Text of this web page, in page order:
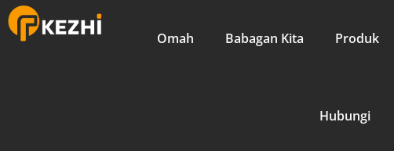
Omah Babagan Kita Produk
Hubungi